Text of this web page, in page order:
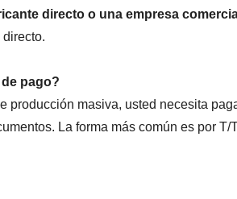
directo o una empresa
directo.
pago?
producción masiva, usted necesita
La forma más común es por T/